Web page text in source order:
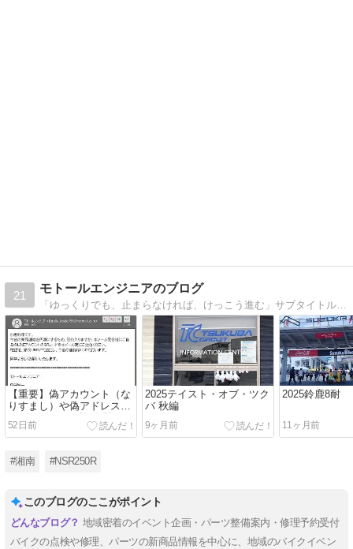
21
モトールエンジニアのブログ
「ゆっくりでも、止まらなければ、けっこう進む」サブタイトルは小惑星探査機「はやぶさ」に携わる JAXA宇宙工学者 國中均さんの言葉であり、私の座右の銘でもあります。軽トラに2台積みで速度が出なくても朝にはSUGOに着ける といった感じです。
【重要】偽アカウント（な
りすまし）や偽アドレス
（フィッシング詐欺 等）の
注意喚起
52日前
2025テイスト・オブ・ツク
バ 秋編
9ヶ月前
2025鈴鹿8耐
11ヶ月前
#湘南 #NSR250R
このブログのここがポイント
地域密着のイベント企画・パーツ整備案内・修理予約受付
バイクの点検や修理、パーツの新商品情報を中心に、地域のバイクイベン